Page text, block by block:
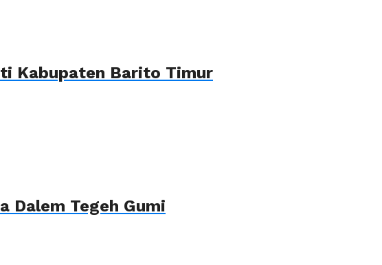
Kabupaten Barito Timur
Dalem Tegeh Gumi